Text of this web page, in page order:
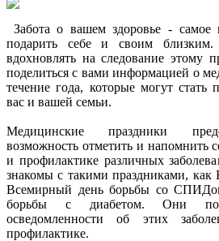
Забота о вашем здоровье -
подарить себе и своим
вдохновлять на следование этому
поделиться с вами информацией о
течение года, которые могут
вас и вашей семьи.
Медицинские праздники
возможность отметить и напомнить
и профилактике различных
знакомы с такими праздниками, как
Всемирный день борьбы со
борьбы с диабетом. Они
осведомленности об этих
профилактике.